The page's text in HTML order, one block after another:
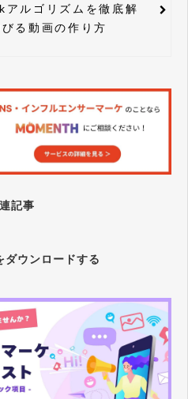
アルゴリズムを徹底解
る動画の作り方
記事
ダウンロードする